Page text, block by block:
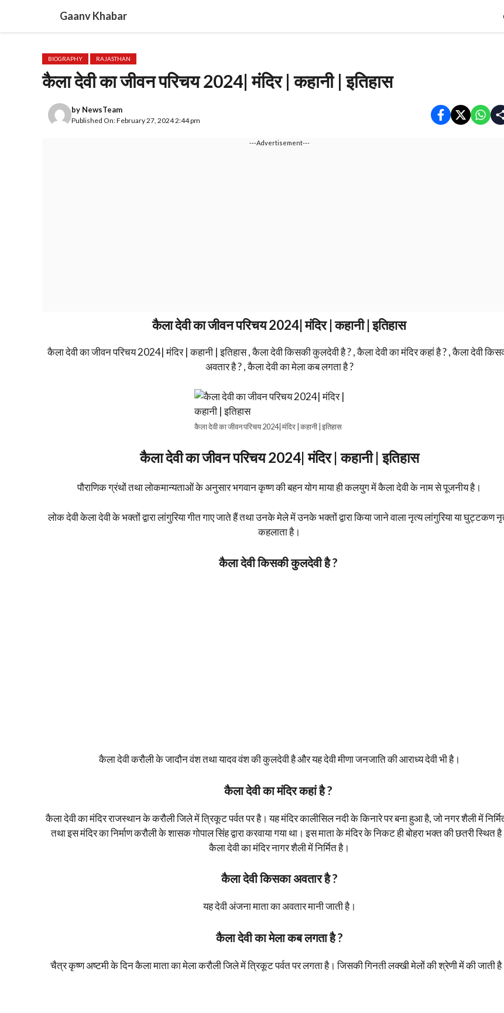
content
Gaanv Khabar
BIOGRAPHY RAJASTHAN
कैला देवी का जीवन परिचय 2024| मंदिर | कहानी | इतिहास
by NewsTeam
Published On: February 27, 2024 2:44 pm
---Advertisement---
कैला देवी का जीवन परिचय 2024| मंदिर | कहानी | इतिहास
कैला देवी का जीवन परिचय 2024| मंदिर | कहानी | इतिहास , कैला देवी किसकी कुलदेवी है ? , कैला देवी का मंदिर कहां है ? , कैला देवी
अवतार है ? , कैला देवी का मेला कब लगता है ?
कैला देवी का जीवन परिचय 2024| मंदिर | कहानी | इतिहास
कैला देवी का जीवन परिचय 2024| मंदिर | कहानी | इतिहास
पौराणिक ग्रंथों तथा लोकमान्यताओं के अनुसार भगवान कृष्ण की बहन योग माया ही कलयुग में कैला देवी के नाम से पूजनीय है।
लोक देवी केला देवी के भक्तों द्वारा लांगुरिया गीत गाए जाते हैं तथा उनके मेले में उनके भक्तों द्वारा किया जाने वाला नृत्य लांगुरिया या घुट्टकण
कहलाता है।
कैला देवी किसकी कुलदेवी है ?
कैला देवी करौली के जादौन वंश तथा यादव वंश की कुलदेवी है और यह देवी मीणा जनजाति की आराध्य देवी भी है।
कैला देवी का मंदिर कहां है ?
कैला देवी का मंदिर राजस्थान के करौली जिले में त्रिकूट पर्वत पर है। यह मंदिर कालीसिल नदी के किनारे पर बना हुआ है, जो नगर शैली में
तथा इस मंदिर का निर्माण करौली के शासक गोपाल सिंह द्वारा करवाया गया था। इस माता के मंदिर के निकट ही बोहरा भक्त की छतरी स्थित
कैला देवी का मंदिर नागर शैली में निर्मित है।
कैला देवी किसका अवतार है ?
यह देवी अंजना माता का अवतार मानी जाती है।
कैला देवी का मेला कब लगता है ?
चैत्र कृष्ण अष्टमी के दिन कैला माता का मेला करौली जिले में त्रिकूट पर्वत पर लगता है। जिसकी गिनती लक्खी मेलों की श्रेणी में की जाती